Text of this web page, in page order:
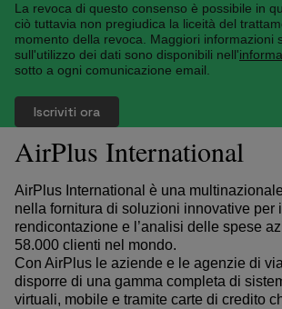
La revoca di questo consenso è possibile in
ciò tuttavia non pregiudica la liceità del
momento della revoca. Maggiori informazioni
sull'utilizzo dei dati sono disponibili nell'
sotto a ogni comunicazione email.
AirPlus International
AirPlus International è una
nella fornitura di soluzioni innovative per
rendicontazione e l’analisi delle spese
58.000 clienti nel mondo.
Con AirPlus le aziende e le agenzie di
disporre di una gamma completa di
virtuali, mobile e tramite carte di credito